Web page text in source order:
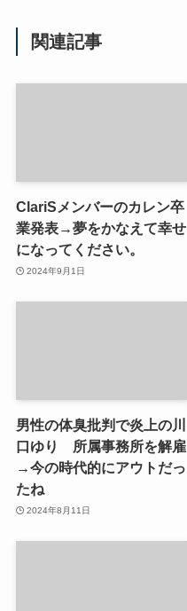
関連記事
ClariSメンバーのカレン卒
業発表→夢をかなえて幸せ
になってください。
2024年9月1日
男性の体臭批判で炎上の川
口ゆり 所属事務所を解雇
→今の時代的にアウトだっ
たね
2024年8月11日